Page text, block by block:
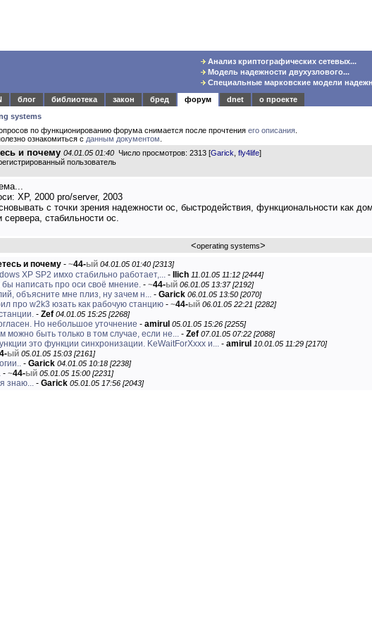
Анализ криптографических сетевых...
Модель надежности двухузлового...
Специальные марковские модели
блог библиотека закон бред форум dnet
о проекте
systems
по функционированию форума снимается после прочтения его описания
ознакомиться с данным документом
и почему 04.01.05 01:40 Число просмотров: 2313 [Garick fly4life]
пользователь
XP, 2000 pro/server, 2003
с точки зрения надежности ос, быстродействия, функциональности как
стабильности ос.
<operating systems>
и почему - ~44-ый 04.01.05 01:40 [2313]
XP SP2 имхо стабильно работает,... - Ilich 11.01.05 11:12 [2444]
написать про оси своё мнение. - ~44-ый 06.01.05 13:37 [2192]
объясните мне плиз, ну зачем н... - Garick 06.01.05 13:50 [2070]
про w2k3 юзать как рабочую станцию - ~44-ый 06.01.05 22:21 [2282]
- Zef 04.01.05 15:25 [2268]
Но небольшое уточнение - amirul 05.01.05 15:26 [2255]
можно быть только в том случае, если не... - Zef 07.01.05 07:22 [2088]
это функции синхронизации. KeWaitForXxxx и... - amirul 10.01.05 11:29 [2170]
ый 05.01.05 15:03 [2161]
- Garick 04.01.05 10:18 [2238]
- ~44-ый 05.01.05 15:00 [2231]
знаю... - Garick 05.01.05 17:56 [2043]